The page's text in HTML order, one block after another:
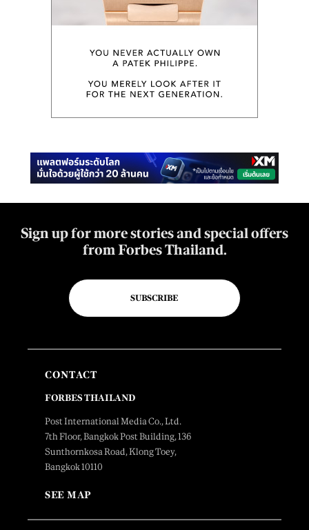
Sign up for more stories and special offers
from Forbes Thailand.
SUBSCRIBE
CONTACT
FORBES THAILAND
Post International Media Co., Ltd.
7th Floor, Bangkok Post Building, 136
Sunthornkosa Road, Klong Toey,
Bangkok 10110
SEE MAP